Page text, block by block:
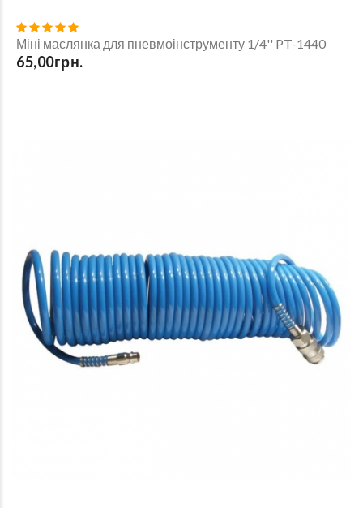
Міні маслянка для пневмоінструменту 1/4'' PT-1440
65,00грн.